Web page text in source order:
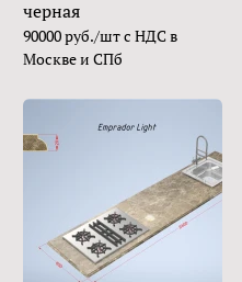
черная
90000 руб./шт с НДС в
Москве и СПб